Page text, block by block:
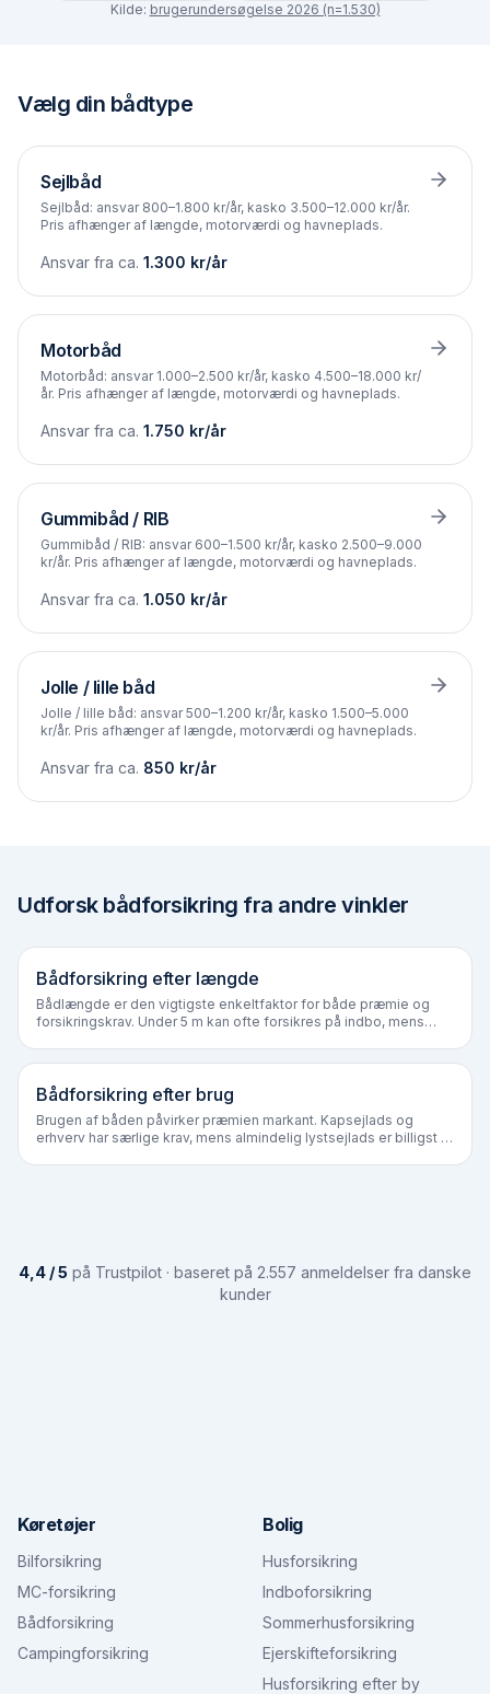
Kilde: brugerundersøgelse 2026 (n=1.530)
Vælg din bådtype
Sejlbåd
Sejlbåd: ansvar 800–1.800 kr/år, kasko 3.500–12.000 kr/år.
Pris afhænger af længde, motorværdi og havneplads.
Ansvar fra ca. 1.300 kr/år
Motorbåd
Motorbåd: ansvar 1.000–2.500 kr/år, kasko 4.500–18.000 kr/
år. Pris afhænger af længde, motorværdi og havneplads.
Ansvar fra ca. 1.750 kr/år
Gummibåd / RIB
Gummibåd / RIB: ansvar 600–1.500 kr/år, kasko 2.500–9.000
kr/år. Pris afhænger af længde, motorværdi og havneplads.
Ansvar fra ca. 1.050 kr/år
Jolle / lille båd
Jolle / lille båd: ansvar 500–1.200 kr/år, kasko 1.500–5.000
kr/år. Pris afhænger af længde, motorværdi og havneplads.
Ansvar fra ca. 850 kr/år
Udforsk bådforsikring fra andre vinkler
Bådforsikring efter længde
Båd­længde er den vigtigste enkeltfaktor for både præmie og
forsikringskrav. Under 5 m kan ofte forsikres på indbo, mens
Bådforsikring efter brug
Brugen af båden påvirker præmien markant. Kapsejlads og
erhverv har særlige krav, mens almindelig lystsejlads er billigst at
4,4 / 5 på Trustpilot · baseret på 2.557 anmeldelser fra danske
kunder
Køretøjer
Bilforsikring
MC-forsikring
Bådforsikring
Campingforsikring
Bolig
Husforsikring
Indboforsikring
Sommerhusforsikring
Ejerskifteforsikring
Husforsikring efter by